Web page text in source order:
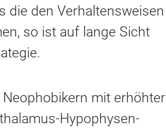
die den Verhaltensweisen
so ist auf lange Sicht
mit erhöhter
Hypophysen-